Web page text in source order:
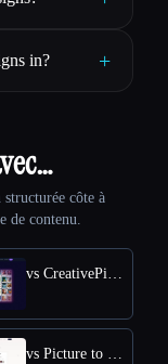
in? +
côte à
de contenu.
vs CreativePixel
vs Picture to Drawing